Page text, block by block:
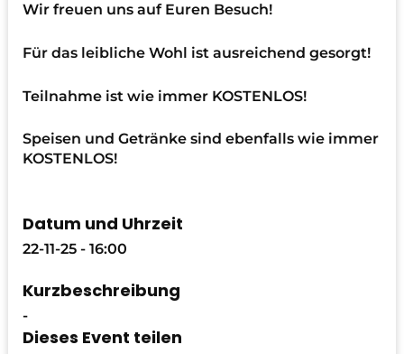
Wir freuen uns auf Euren Besuch!
Für das leibliche Wohl ist ausreichend gesorgt!
Teilnahme ist wie immer KOSTENLOS!
Speisen und Getränke sind ebenfalls wie immer
KOSTENLOS!
Datum und Uhrzeit
22-11-25 - 16:00
Kurzbeschreibung
-
Dieses Event teilen